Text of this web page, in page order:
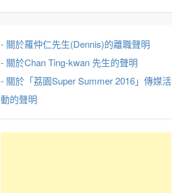
- 關於羅仲仁先生(Dennis)的離職聲明
- 關於Chan Ting-kwan 先生的聲明
- 關於「荔園Super Summer 2016」傳媒活
動的聲明